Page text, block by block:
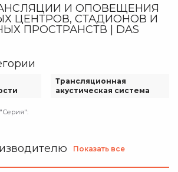
И ОПОВЕЩЕНИЯ
ЦЕНТРОВ, СТАДИОНОВ И
ПРОСТРАНСТВ | DAS
Трансляционная
акустическая система
Показать все